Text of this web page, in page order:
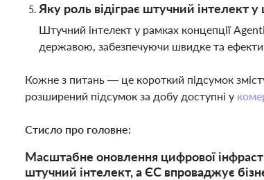
Яку роль відіграє штучний інтелект
Штучний інтелект у рамках концепції
державою, забезпечуючи швидке та
Кожне з питань — це короткий підсумок
розширений підсумок за добу доступні у
Стисло про головне:
Масштабне оновлення цифрової
штучний інтелект, а ЄС впроваджує